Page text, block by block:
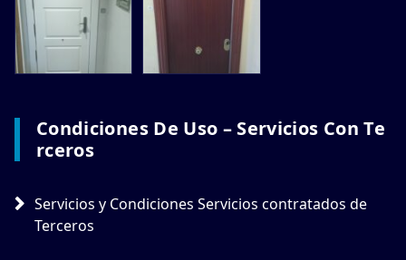
Condiciones De Uso – Servicios Con Te
Rceros
Servicios y Condiciones Servicios contratados de
Terceros